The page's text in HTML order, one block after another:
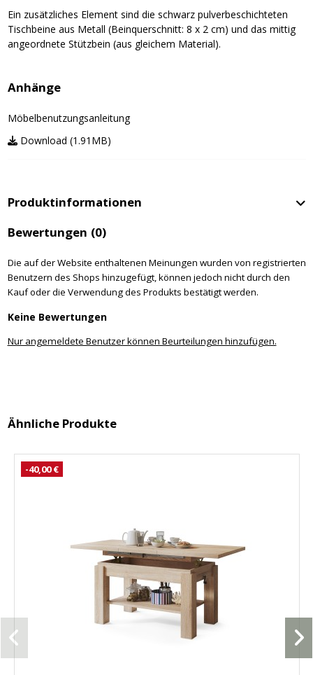
Ein zusätzliches Element sind die schwarz pulverbeschichteten
Tischbeine aus Metall (Beinquerschnitt: 8 x 2 cm) und das mittig
angeordnete Stützbein (aus gleichem Material).
Anhänge
Möbelbenutzungsanleitung
Download (1.91MB)
Produktinformationen
Bewertungen (0)
Die auf der Website enthaltenen Meinungen wurden von registrierten
Benutzern des Shops hinzugefügt, können jedoch nicht durch den
Kauf oder die Verwendung des Produkts bestätigt werden.
Keine Bewertungen
Nur angemeldete Benutzer können Beurteilungen hinzufügen.
Ähnliche Produkte
-40,00 €